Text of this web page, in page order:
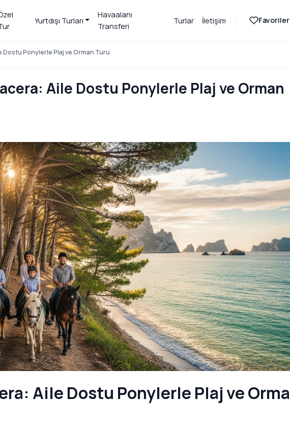
Yurtdışı Turları
Havaalanı
Transferi
Turlar İletişim
Dostu Ponylerle Plaj ve Orman Turu
Aile Dostu Ponylerle Plaj ve Orman
Aile Dostu Ponylerle Plaj ve